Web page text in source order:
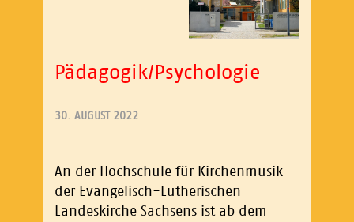
Pädagogik/Psychologie
30. AUGUST 2022
An der Hochschule für Kirchenmusik
der Evangelisch-Lutherischen
Landeskirche Sachsens ist ab dem